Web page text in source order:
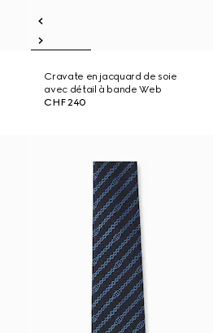
Cravate en jacquard de soie
avec détail à bande Web
CHF 240